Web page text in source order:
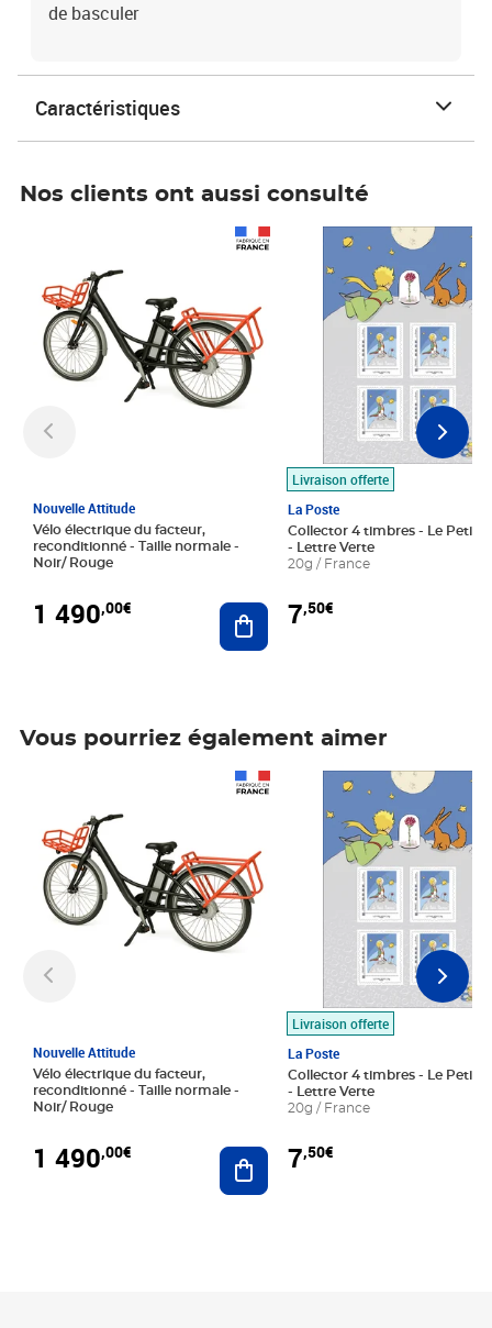
de basculer
Caractéristiques
Nos clients ont aussi consulté
Nouvelle Attitude
Vélo électrique du facteur,
reconditionné - Taille normale -
Noir/ Rouge
1 490,00€ Ajouter au panier
Livraison offerte
La Poste
Collector 4 timbres - Le Petit
- Lettre Verte
20g / France
7,50€
Prix 7,50€
Vous pourriez également aimer
Nouvelle Attitude
Vélo électrique du facteur,
reconditionné - Taille normale -
Noir/ Rouge
1 490,00€ Ajouter au panier
Livraison offerte
La Poste
Collector 4 timbres - Le Petit
- Lettre Verte
20g / France
7,50€
Prix 7,50€